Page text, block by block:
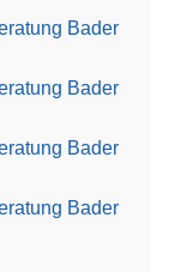
Bader
Bader
Bader
Bader